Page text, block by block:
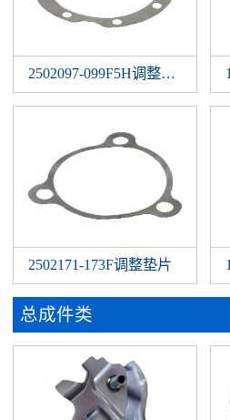
2502097-099F5H调整垫片
2502171-173F调整垫片
总成件类